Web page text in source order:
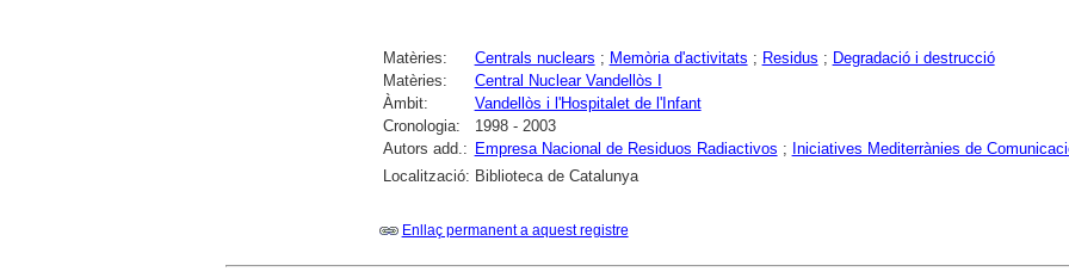
Matèries: Centrals nuclears ; Memòria d'activitats ; Residus ; Degradació i destrucció
Matèries:
Central Nuclear Vandellòs I
Àmbit:
Vandellòs i l'Hospitalet de l'Infant
Cronologia:
1998 - 2003
Autors add.: Empresa Nacional de Residuos Radiactivos ; Iniciatives Mediterrànies de
Localització: Biblioteca de Catalunya
Enllaç permanent a aquest registre